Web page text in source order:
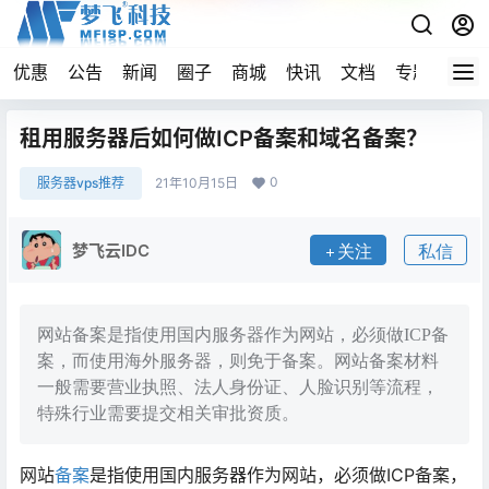
优惠 公告 新闻 圈子 商城 快讯 文档 专题 导航
租用服务器后如何做ICP备案和域名备案？
服务器vps推荐 21年10月15日 0
梦飞云IDC 关注 私信
网站备案是指使用国内服务器作为网站，必须做ICP备
案，而使用海外服务器，则免于备案。网站备案材料
一般需要营业执照、法人身份证、人脸识别等流程，
特殊行业需要提交相关审批资质。
网站备案是指使用国内服务器作为网站，必须做ICP备案，